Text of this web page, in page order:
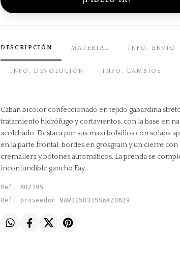
DESCRIPCIÓN MATERIAL INFO. ENVÍO
INFO. DEVOLUCIÓN INFO. CAMBIOS
Caban bicolor confeccionado en tejido gabardina
tratamiento hidrófugo y cortavientos, con la base en
acolchado. Destaca por sus maxi bolsillos con solapa
en la parte frontal, bordes en grosgrain y un cierre con
cremallera y botones automáticos. La prenda se
inconfundible gancho Fay.
Ref. A02195
Ref. proveedor NAW1250315SWXZ0629